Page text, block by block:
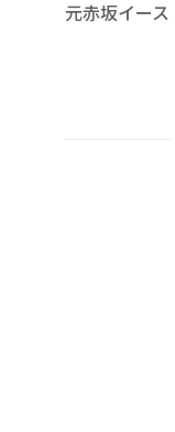
元赤坂イー